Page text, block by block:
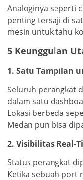
Analoginya seperti
penting tersaji di
mesin untuk tahu
5 Keunggulan
1. Satu Tampilan
Seluruh perangkat
dalam satu
Lokasi berbeda
Medan pun bisa
2. Visibilitas Real-
Status perangkat
Ketika sebuah port